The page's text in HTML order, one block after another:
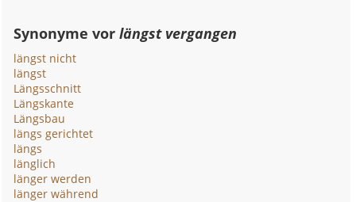
Synonyme vorlängst vergangen
längst nicht
längst
Längsschnitt
Längskante
Längsbau
längs gerichtet
längs
länglich
länger werden
länger während